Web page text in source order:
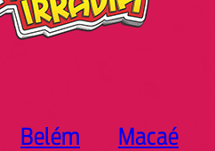
Belém
Macaé